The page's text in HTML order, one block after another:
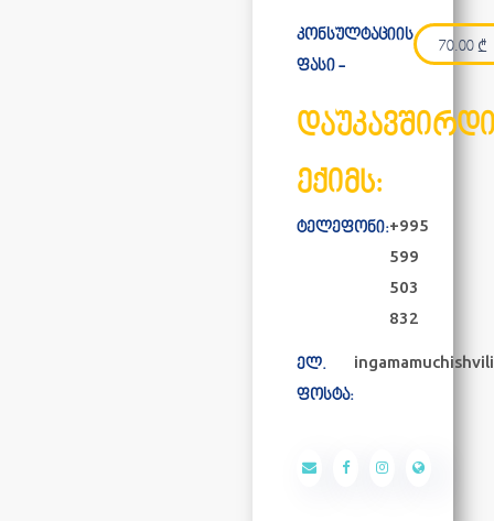
კონსულტაციის
ფასი -
70.00 ₾
ექიმს:
ტელეფონი:+995
599
503
832
ელ.
ფოსტა: